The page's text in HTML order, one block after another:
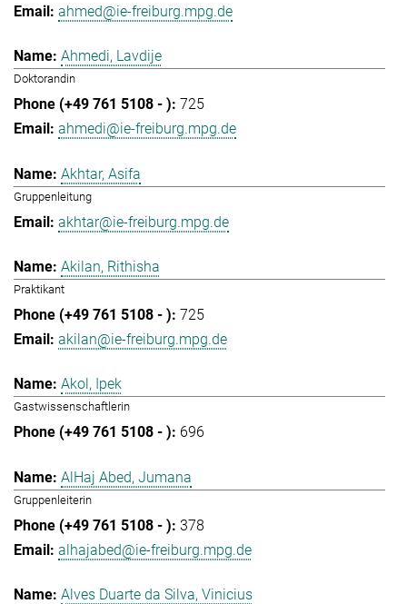
ahmed@ie-freiburg.mpg.de
Ahmedi, Lavdije
Doktorandin
725
ahmedi@ie-freiburg.mpg.de
Akhtar, Asifa
Gruppenleitung
akhtar@ie-freiburg.mpg.de
Akilan, Rithisha
Praktikant
725
akilan@ie-freiburg.mpg.de
Akol, Ipek
Gastwissenschaftlerin
696
AlHaj Abed, Jumana
Gruppenleiterin
378
alhajabed@ie-freiburg.mpg.de
Alves Duarte da Silva, Vinicius